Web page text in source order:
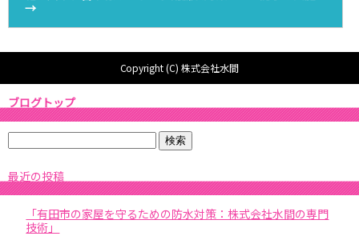
→
Copyright (C) 株式会社水間
ブログトップ
最近の投稿
「有田市の家屋を守るための防水対策：株式会社水間の専門
技術」